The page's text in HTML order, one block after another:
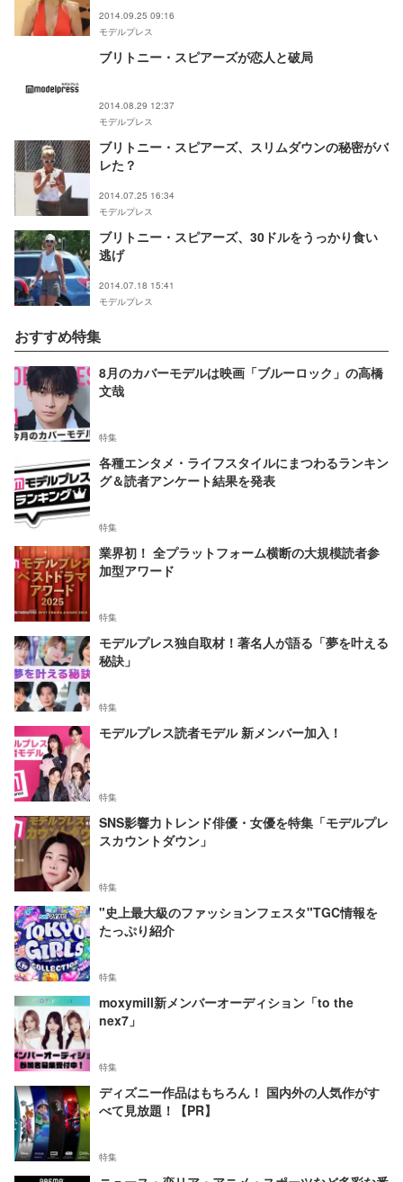
2014.09.25 09:16
モデルプレス
ブリトニー・スピアーズが恋人と破局
2014.08.29 12:37
モデルプレス
ブリトニー・スピアーズ、スリムダウンの秘密がバ
レた？
2014.07.25 16:34
モデルプレス
ブリトニー・スピアーズ、30ドルをうっかり食い
逃げ
2014.07.18 15:41
モデルプレス
おすすめ特集
8月のカバーモデルは映画「ブルーロック」の高橋
文哉
特集
各種エンタメ・ライフスタイルにまつわるランキン
グ＆読者アンケート結果を発表
特集
業界初！ 全プラットフォーム横断の大規模読者参
加型アワード
特集
モデルプレス独自取材！著名人が語る「夢を叶える
秘訣」
特集
モデルプレス読者モデル 新メンバー加入！
特集
SNS影響力トレンド俳優・女優を特集「モデルプレ
スカウントダウン」
特集
"史上最大級のファッションフェスタ"TGC情報を
たっぷり紹介
特集
moxymill新メンバーオーディション「to the
nex7」
特集
ディズニー作品はもちろん！ 国内外の人気作がす
べて見放題！【PR】
特集